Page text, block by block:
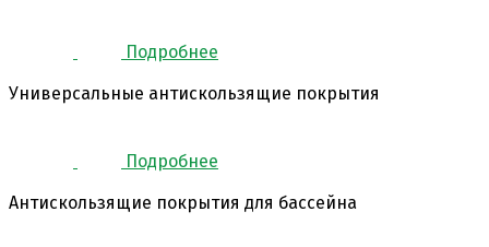
Подробнее
Универсальные антискользящие покрытия
Подробнее
Антискользящие покрытия для бассейна